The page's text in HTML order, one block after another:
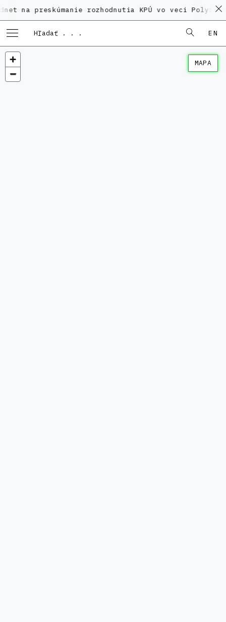
rozhodnutia KPÚ vo veci Polyfunkčného
EN
MAPA